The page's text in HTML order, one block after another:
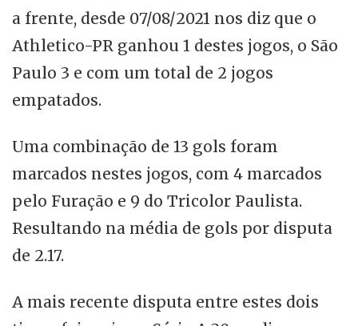
a frente, desde 07/08/2021 nos diz que o
Athletico-PR ganhou 1 destes jogos, o São
Paulo 3 e com um total de 2 jogos
empatados.
Uma combinação de 13 gols foram
marcados nestes jogos, com 4 marcados
pelo Furação e 9 do Tricolor Paulista.
Resultando na média de gols por disputa
de 2.17.
A mais recente disputa entre estes dois